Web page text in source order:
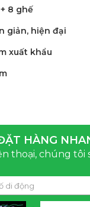
8 ghế
giản, hiện đại
xuất khẩu
HÀNG
thoại, chúng tôi